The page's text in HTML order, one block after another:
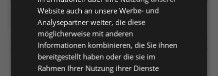
Artikelnummer:
K0442108
4019346024676
Versandfertig in 2 Tagen, Lieferzeit 1-3 Tage
Website auch an unsere Werbe- und
Analysepartner weiter, die diese
möglicherweise mit anderen
Informationen kombinieren, die Sie ihnen
bereitgestellt haben oder die sie im
Rahmen Ihrer Nutzung ihrer Dienste